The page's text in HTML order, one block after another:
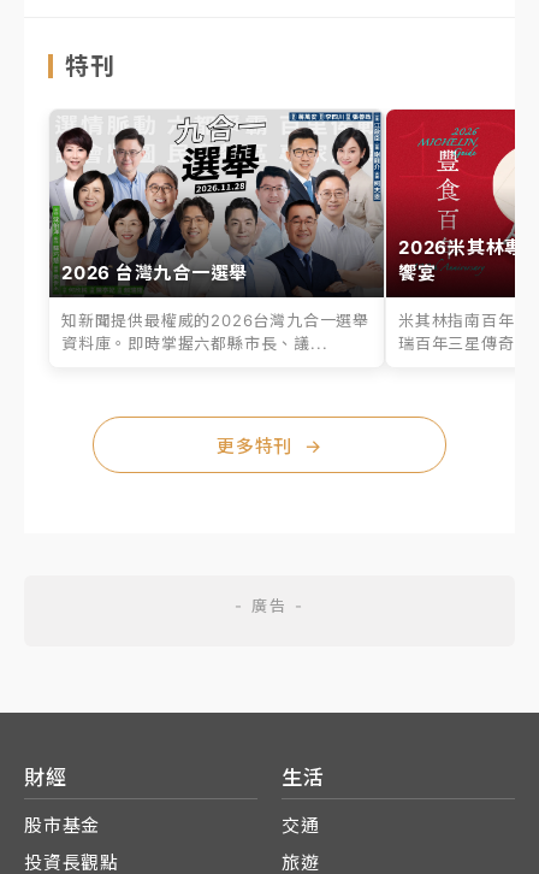
特刊
2026 台灣九合一選舉
知新聞提供最權威的2026台灣九合一選舉
資料庫。即時掌握六都縣市長、議...
2026米其林專
饗宴
米其林指南百年之
瑞百年三星傳奇、
更多特刊 →
財經
股市基金
投資長觀點
生活
交通
旅遊